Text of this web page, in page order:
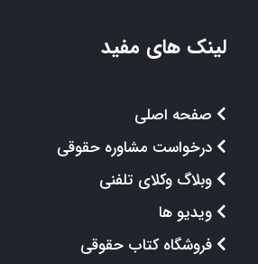
لینک های مفید
صفحه اصلی
درخواست مشاوره حقوقی
وبلاگ وکلای تلفنی
ویدیو ها
فروشگاه کتاب حقوقی